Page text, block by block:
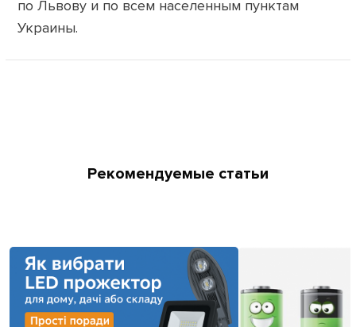
по Львову и по всем населенным пунктам
Украины.
Рекомендуемые статьи